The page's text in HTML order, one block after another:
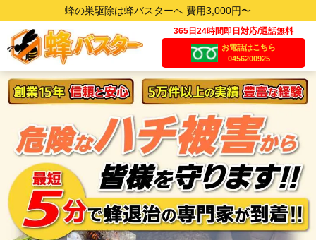
蜂の巣駆除は蜂バスターへ 費用3,000円〜
365日24時間即日対応/通話無料
お電話はこちら
0456200925